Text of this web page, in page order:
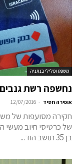
משפט ופלילי בנתניה
נחשפה רשת גנבים
אופירה חסיד -
12/07/2016
חקירה מסועפות של
של כרטיסי חיוב מעשי
בן 35 תושב הוד...